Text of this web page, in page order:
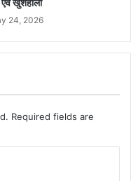
24, 2026
Required fields are